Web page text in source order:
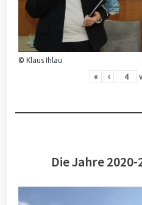
© Klaus Ihlau
« ‹
Die Jahre